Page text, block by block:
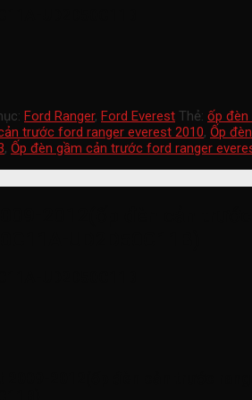
Ford Ranger, Ford Everest Thẻ: ốp đèn
trước ford ranger everest 2010, Ốp
, Ốp đèn gầm cản trước ford ranger